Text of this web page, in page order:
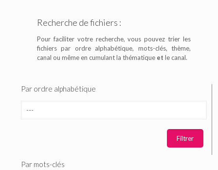
Recherche de fichiers :
Pour faciliter votre recherche, vous pouvez trier les
fichiers par ordre alphabétique, mots-clés, thème,
canal ou même en cumulant la thématique et le canal.
Par ordre alphabétique
Par mots-clés